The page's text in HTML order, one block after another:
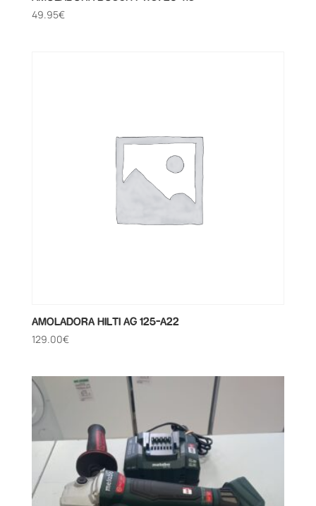
49.95€
AMOLADORA HILTI AG 125-A22
129.00€